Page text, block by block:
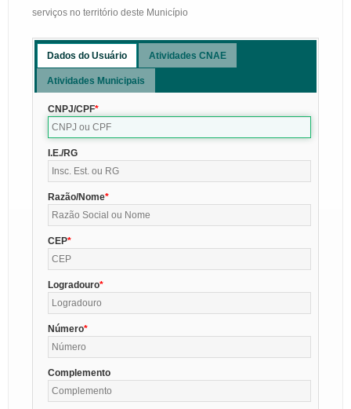
serviços no território deste Município
Dados do Usuário Atividades CNAE
Atividades Municipais
CNPJ/CPF
I.E./RG
Razão/Nome
CEP
Logradouro
Número
Complemento